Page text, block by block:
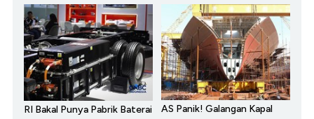
RI Bakal Punya Pabrik Baterai
AS Panik! Galangan Kapal